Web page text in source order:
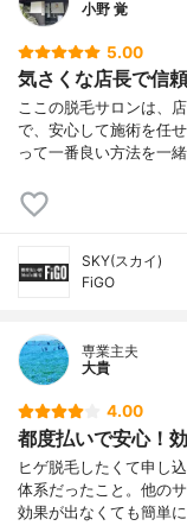
小野 覚
5.00
気さくな店長で信
ここの脱毛サロンは、
で、安心して施術を任
って一番良い方法を一
SKY(スカイ)
FiGO
専業主夫
大貴
4.00
都度払いで安心！
ヒゲ脱毛したくて申し
体系だったこと。他の
効果が出なくても簡単